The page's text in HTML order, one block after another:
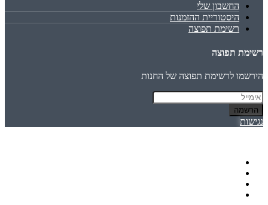
החשבון שלי
היסטוריית ההזמנות
רשימת תפוצה
רשימת תפוצה
הירשמו לרשימת תפוצה של החנות
הרשמה
נגישות